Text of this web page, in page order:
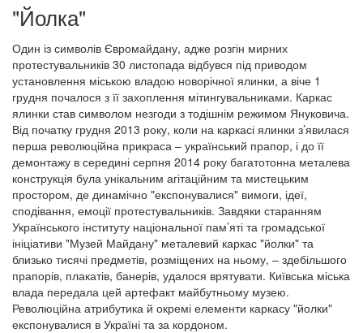
"Йолка"
Один із символів Євромайдану, адже розгін мирних
протестувальників 30 листопада відбувся під приводом
установлення міською владою новорічної ялинки, а віче 1
грудня почалося з її захоплення мітингувальниками. Каркас
ялинки став символом незгоди з тодішнім режимом Януковича.
Від початку грудня 2013 року, коли на каркасі ялинки з’явилася
перша революційна прикраса – український прапор, і до її
демонтажу в середині серпня 2014 року багатотонна металева
конструкція була унікальним агітаційним та мистецьким
простором, де динамічно "експонувалися" вимоги, ідеї,
сподівання, емоції протестувальників. Завдяки старанням
Українського інституту національної пам’яті та громадської
ініціативи "Музей Майдану" металевий каркас "йолки" та
близько тисячі предметів, розміщених на ньому, – здебільшого
прапорів, плакатів, банерів, удалося врятувати. Київська міська
влада передала цей артефакт майбутньому музею.
Революційна атрибутика й окремі елементи каркасу "йолки"
експонувалися в Україні та за кордоном.